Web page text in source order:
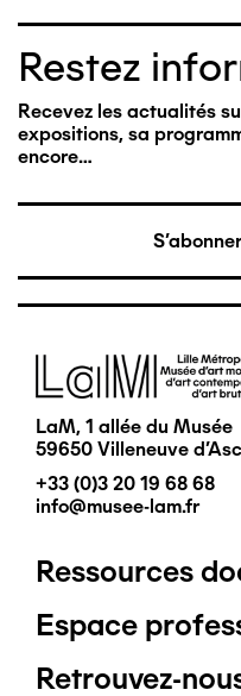
Restez
Recevez les actualités
expositions, sa
encore…
Image
LaM, 1 allée du Musée
59650 Villeneuve
+33 (0)3 20 19 68 68
info@musee-lam.fr
Pied
de
Ressources
Espace
Retrouvez-